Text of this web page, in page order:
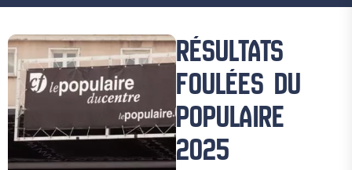
RÉSULTATS
FOULÉES DU
POPULAIRE
2025